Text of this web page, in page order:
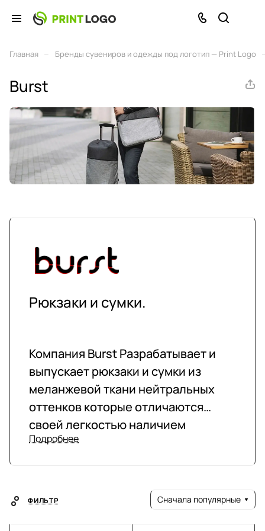
Главная Бренды сувениров и одежды под логотип — Print Logo
Burst
Рюкзаки и сумки.
Компания Burst Разрабатывает и
выпускает рюкзаки и сумки из
меланжевой ткани нейтральных
оттенков которые отличаются
своей легкостью наличием
большого количества отделений и
на природу и путешествиях, а также
большие возможности для
Подробнее
ФИЛЬТР Сначала популярные